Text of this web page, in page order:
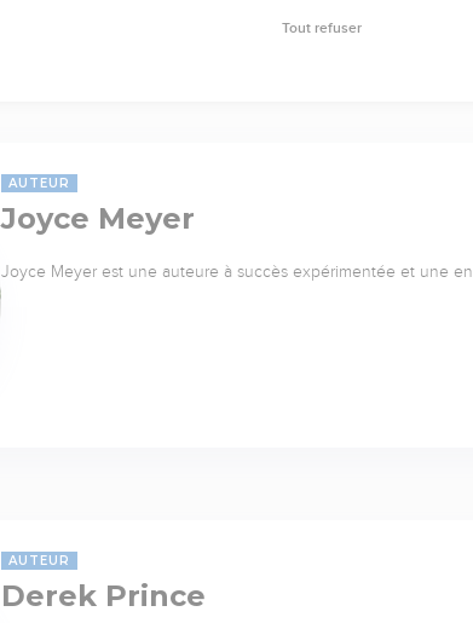
AUTEUR
Joyce Meyer
Joyce Meyer est une auteure à succès expérimentée et une
AUTEUR
Derek Prince
Tout refuser